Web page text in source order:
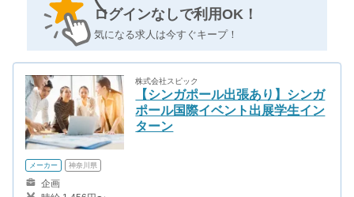
ログインなしで利用OK！
気になる求人は今すぐキープ！
株式会社スピック
【シンガポール出張あり】シンガ
ポール国際イベント出展学生イン
ターン
メーカー 神奈川県
企画